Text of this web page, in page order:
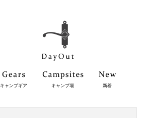
キャンプギア キャンプ場 新着